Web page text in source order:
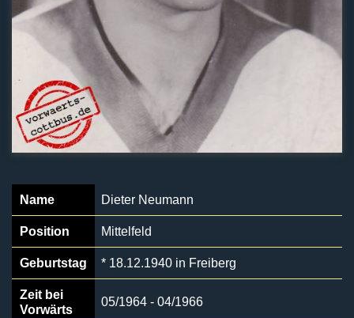
Name Dieter Neumann
Position Mittelfeld
Geburtstag * 18.12.1940 in Freiberg
Zeit bei
Vorwärts
05/1964 - 04/1966